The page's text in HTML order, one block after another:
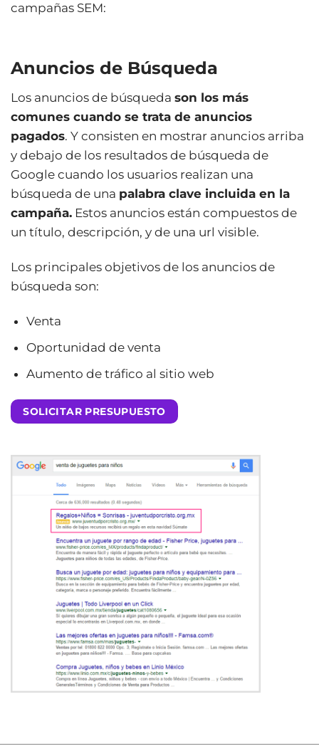
campañas SEM:
Anuncios de Búsqueda
Los anuncios de búsqueda son los más
comunes cuando se trata de anuncios
pagados. Y consisten en mostrar anuncios arriba
y debajo de los resultados de búsqueda de
Google cuando los usuarios realizan una
búsqueda de una palabra clave incluida en la
campaña. Estos anuncios están compuestos de
un título, descripción, y de una url visible.
Los principales objetivos de los anuncios de
búsqueda son:
Venta
Oportunidad de venta
Aumento de tráfico al sitio web
SOLICITAR PRESUPUESTO